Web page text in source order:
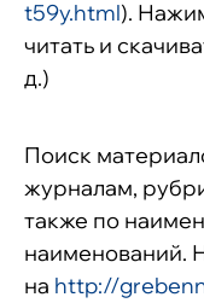
t59y.html).
читать и
д.)
Поиск
журналам,
также по
наименований.
на http://